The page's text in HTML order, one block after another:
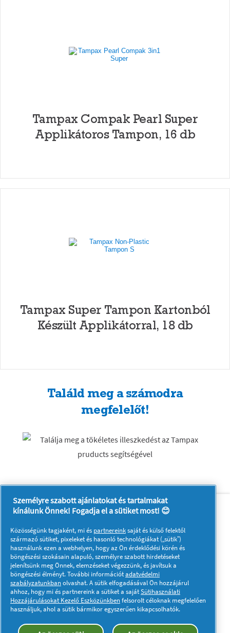
Tampax Compak Pearl Super
Applikátoros Tampon, 16 db
Tampax Super Tampon Kartonból
Készült Applikátorral, 18 db
Találd meg a számodra
megfelelőt!
Rólunk
Kapcsolatfelvétel
A pg.com felkeresése
Kövessen minket:
Adataim
Adatvédelmi közlemény
Akadálymentességi nyilatkozat
Személyre szabott ajánlatokat és tartalmakat
kínálunk Önnek! Fogadja el a sütiket most! 😊
Közösségünk tagjaként, mi és partnereinksaját és külső felektől
származó sütiket, pixeleket és hasonló technológiákat („sütik”)
használunk ezen a webhelyen, hogy az Ön érdeklődési körén és
böngészési szokásain alapuló, személyre szabott hirdetéseket
jelenítsünk meg Önnek, elemzéseket végezzünk, és javítsuk a
böngészési élményt. További információtadatvédelmi
szabályzatunkbanolvashat. A sütik elfogadásával Ön hozzájárul
ahhoz, hogy mi és partnereink a sütiket a sajátSütihasználati
Hozzájárulásokat Kezelő Eszközünkbenfelsorolt céloknak megfelelően
használjuk, ahol a sütik bármikor egyszerűen kikapcsolhatók.